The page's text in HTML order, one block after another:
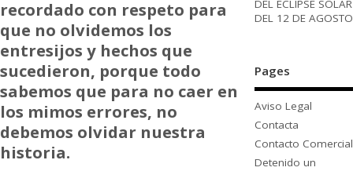
recordado con respeto para
que no olvidemos los
entresijos y hechos que
sucedieron, porque todo
sabemos que para no caer en
los mimos errores, no
debemos olvidar nuestra
historia.
DEL ECLIPSE SOLAR
DEL 12 DE AGOSTO
Pages
Aviso Legal
Contacta
Contacto Comercial
Detenido un